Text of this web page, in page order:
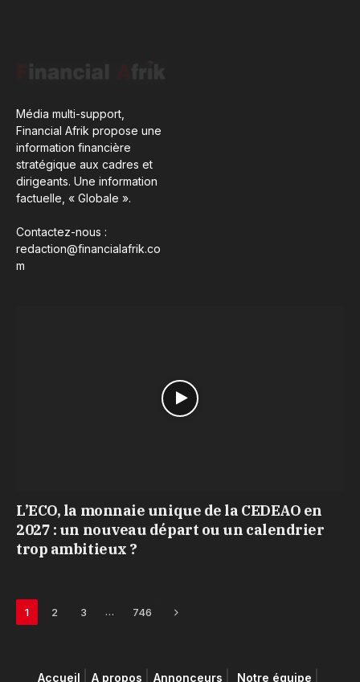
Média multi-support,
Financial Afrik propose une
information financière
stratégique aux cadres et
dirigeants. Une information
factuelle, « Globale ».
Contactez-nous :
redaction@financialafrik.co
m
L’ECO, la monnaie unique de la CEDEAO en
2027 : un nouveau départ ou un calendrier
trop ambitieux ?
1 2 3 … 746 Next
Accueil A propos Annonceurs Notre équipe